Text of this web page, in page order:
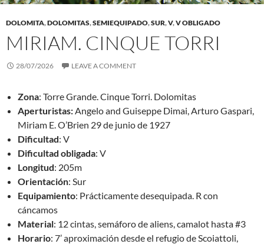
DOLOMITA,DOLOMITAS,SEMIEQUIPADO,SUR,V,V OBLIGADO
MIRIAM. CINQUE TORRI
28/07/2026 LEAVE A COMMENT
Zona: Torre Grande. Cinque Torri. Dolomitas
Aperturistas:Angelo and Guiseppe Dimai, Arturo Gaspari,
Miriam E. O’Brien 29 de junio de 1927
Dificultad: V
Dificultad obligada: V
Longitud: 205m
Orientación: Sur
Equipamiento: Prácticamente desequipada. R con
cáncamos
Material: 12 cintas, semáforo de aliens, camalot hasta #3
Horario: 7’ aproximación desde el refugio de Scoiattoli,